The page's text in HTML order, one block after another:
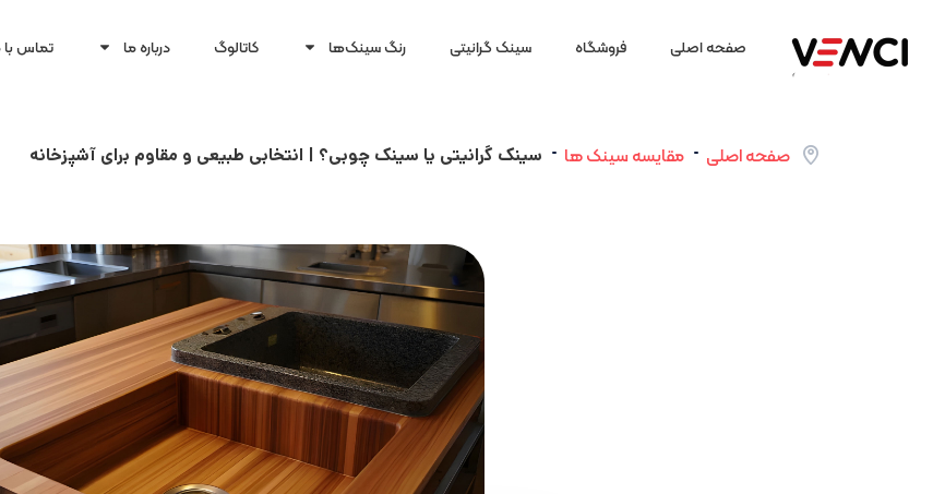
صفحه اصلی فروشگاه سینک گرانیتی رنگ سینک‌ها کاتالوگ درباره ما تماس با
صفحه اصلی مقایسه سینک ها سینک گرانیتی یا سینک چوبی؟ | انتخابی طبیعی و مقاوم برای آشپزخانه